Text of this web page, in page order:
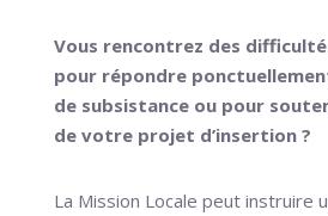
Vous rencontrez des
pour répondre
de subsistance ou pour
de votre projet d’insertion ?
La Mission Locale peut instruire